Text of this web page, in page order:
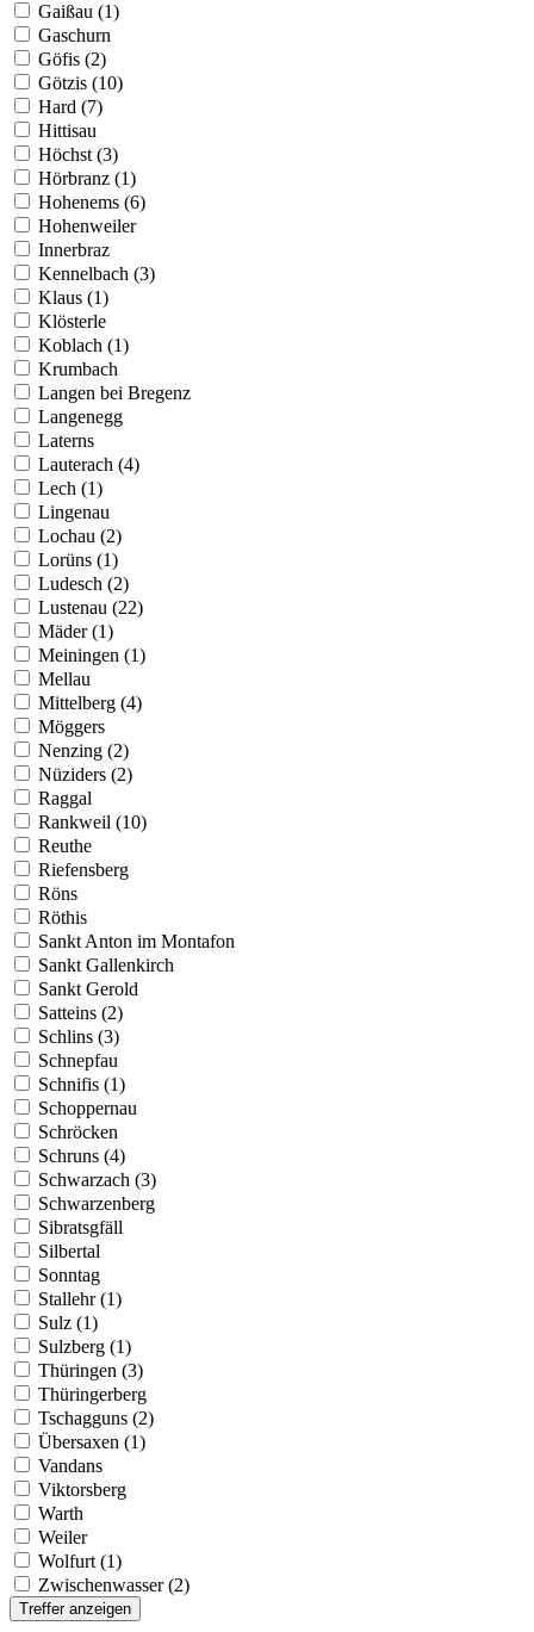
Gaißau (1)
Gaschurn
Göfis (2)
Götzis (10)
Hard (7)
Hittisau
Höchst (3)
Hörbranz (1)
Hohenems (6)
Hohenweiler
Innerbraz
Kennelbach (3)
Klaus (1)
Klösterle
Koblach (1)
Krumbach
Langen bei Bregenz
Langenegg
Laterns
Lauterach (4)
Lech (1)
Lingenau
Lochau (2)
Lorüns (1)
Ludesch (2)
Lustenau (22)
Mäder (1)
Meiningen (1)
Mellau
Mittelberg (4)
Möggers
Nenzing (2)
Nüziders (2)
Raggal
Rankweil (10)
Reuthe
Riefensberg
Röns
Röthis
Sankt Anton im Montafon
Sankt Gallenkirch
Sankt Gerold
Satteins (2)
Schlins (3)
Schnepfau
Schnifis (1)
Schoppernau
Schröcken
Schruns (4)
Schwarzach (3)
Schwarzenberg
Sibratsgfäll
Silbertal
Sonntag
Stallehr (1)
Sulz (1)
Sulzberg (1)
Thüringen (3)
Thüringerberg
Tschagguns (2)
Übersaxen (1)
Vandans
Viktorsberg
Warth
Weiler
Wolfurt (1)
Zwischenwasser (2)
Treffer anzeigen